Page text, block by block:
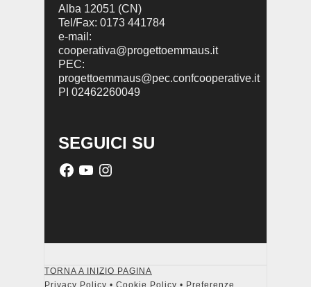
Alba 12051 (CN)
Tel/Fax: 0173 441784
e-mail:
cooperativa@progettoemmaus.it
PEC:
progettoemmaus@pec.confcooperative.it
PI 02462260049
SEGUICI SU
TORNA A INIZIO PAGINA
Privacy Policy • Cookie Policy • Preferenze